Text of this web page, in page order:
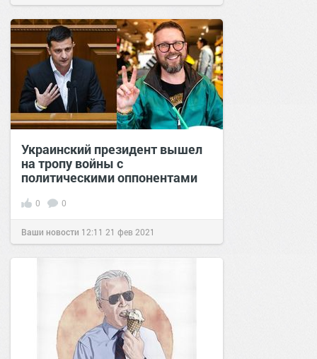
Украинский президент вышел
на тропу войны с
политическими оппонентами
0 0
Ваши новости 12:11 21 фев 2021